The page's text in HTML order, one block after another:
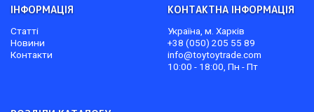
ІНФОРМАЦІЯ
Статті
Новини
Контакти
КОНТАКТНА ІНФОРМАЦІЯ
Україна, м. Харків
+38 (050) 205 55 89
info@toytoytrade.com
10:00 - 18:00, Пн - Пт